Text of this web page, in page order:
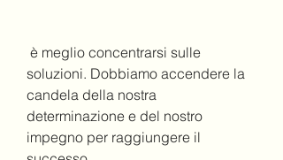
soluzioni. Dobbiamo accendere la
candela della nostra
determinazione e del nostro
impegno per raggiungere il